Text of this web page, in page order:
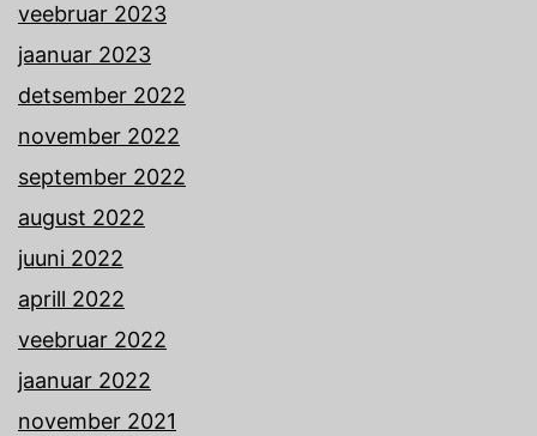
veebruar 2023
jaanuar 2023
detsember 2022
november 2022
september 2022
august 2022
juuni 2022
aprill 2022
veebruar 2022
jaanuar 2022
november 2021